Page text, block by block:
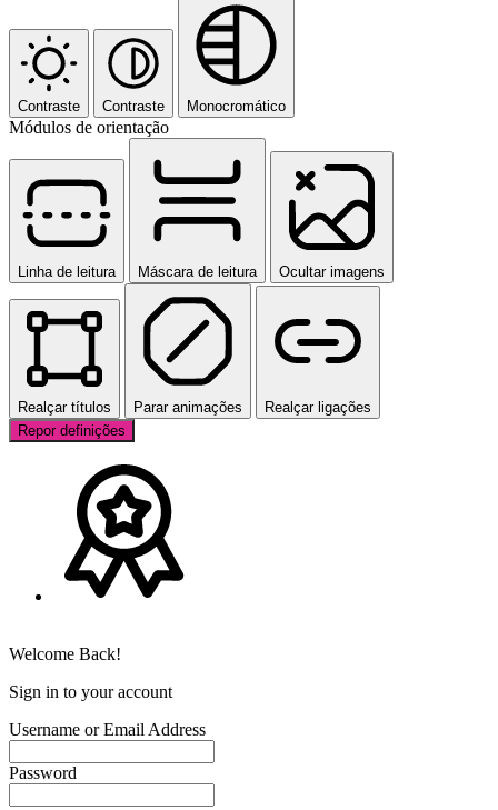
Contraste Contraste Monocromático
Módulos de orientação
Linha de leitura Máscara de leitura Ocultar imagens
Realçar títulos Parar animações
Realçar ligações
Repor definições
Welcome Back!
Sign in to your account
Username or Email Address
Password